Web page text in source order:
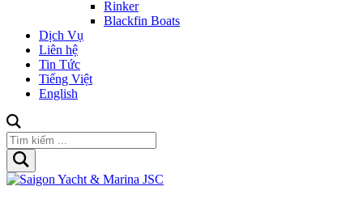
Rinker
Blackfin Boats
Dịch Vụ
Liên hệ
Tin Tức
Tiếng Việt
English